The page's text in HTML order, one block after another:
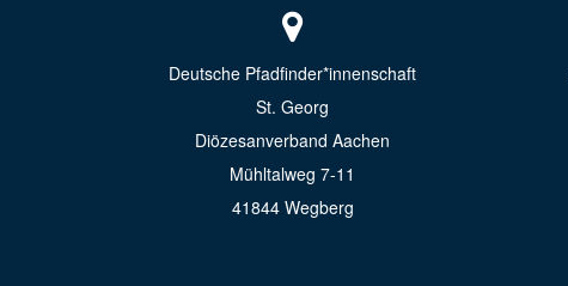
Deutsche Pfadfinder*innenschaft
St. Georg
Diözesanverband Aachen
Mühltalweg 7-11
41844 Wegberg